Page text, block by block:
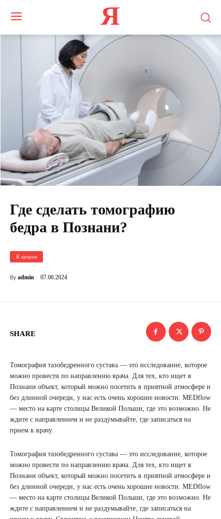
Я
Где сделать томографию
бедра в Познани?
Я здоров
By admin 07.06.2024
SHARE
Томография тазобедренного сустава — это исследование, которое
можно провести по направлению врача. Для тех, кто ищет в
Познани объект, который можно посетить в приятной атмосфере и
без длинной очереди, у нас есть очень хорошие новости. MEDflow
— место на карте столицы Великой Польши, где это возможно. Не
ждите с направлением и не раздумывайте, где записаться на
прием к врачу.
Томография тазобедренного сустава — это исследование, которое
можно провести по направлению врача. Для тех, кто ищет в
Познани объект, который можно посетить в приятной атмосфере и
без длинной очереди, у нас есть очень хорошие новости. MEDflow
— место на карте столицы Великой Польши, где это возможно. Не
ждите с направлением и не раздумывайте, где записаться на